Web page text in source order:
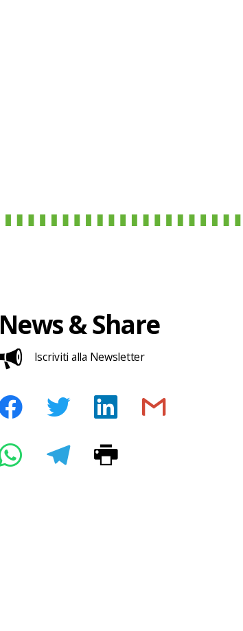
News & Share
Iscriviti alla Newsletter